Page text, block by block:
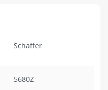
Schaffer
5680Z